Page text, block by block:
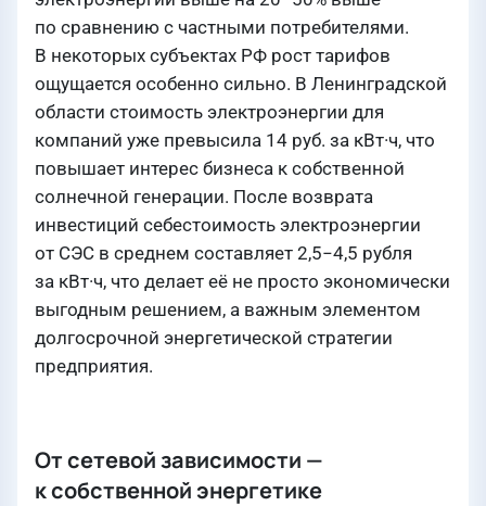
по сравнению с частными потребителями.
В некоторых субъектах РФ рост тарифов
ощущается особенно сильно. В Ленинградской
области стоимость электроэнергии для
компаний уже превысила 14 руб. за кВт·ч, что
повышает интерес бизнеса к собственной
солнечной генерации. После возврата
инвестиций себестоимость электроэнергии
от СЭС в среднем составляет 2,5−4,5 рубля
за кВт·ч, что делает её не просто экономически
выгодным решением, а важным элементом
долгосрочной энергетической стратегии
предприятия.
От сетевой зависимости —
к собственной энергетике